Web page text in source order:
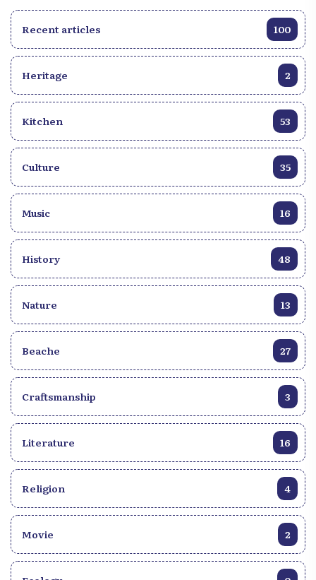
Recent articles 100
Heritage 2
Kitchen 53
Culture 35
Music 16
History 48
Nature 13
Beache 27
Craftsmanship 3
Literature 16
Religion 4
Movie 2